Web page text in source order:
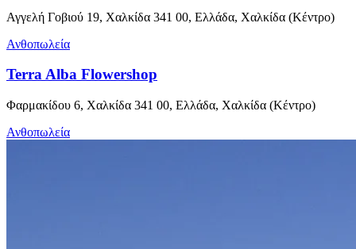
Αγγελή Γοβιού 19, Χαλκίδα 341 00, Ελλάδα, Χαλκίδα (Κέντρο)
Ανθοπωλεία
Terra Alba Flowershop
Φαρμακίδου 6, Χαλκίδα 341 00, Ελλάδα, Χαλκίδα (Κέντρο)
Ανθοπωλεία